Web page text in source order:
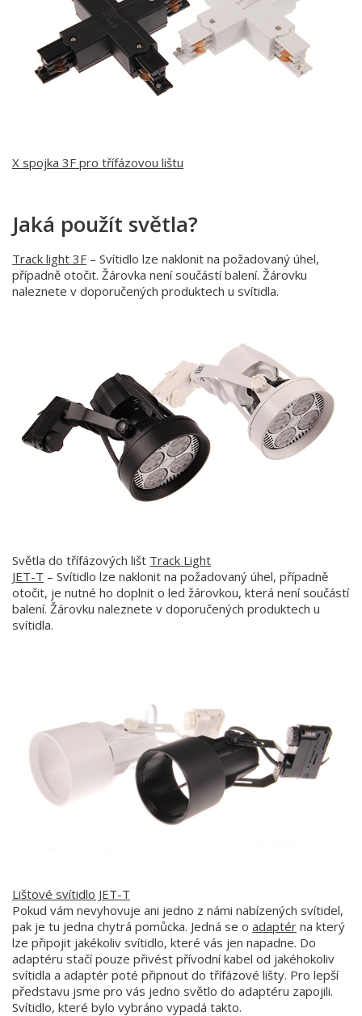
X spojka 3F pro třífázovou lištu
Jaká použít světla?
Track light 3F – Svítidlo lze naklonit na požadovaný úhel,
případně otočit. Žárovka není součástí balení. Žárovku
naleznete v doporučených produktech u svítidla.
Světla do třífázových lišt Track Light
JET-T – Svítidlo lze naklonit na požadovaný úhel, případně
otočit, je nutné ho doplnit o led žárovkou, která není součástí
balení. Žárovku naleznete v doporučených produktech u
svítidla.
Lištové svítidlo JET-T
Pokud vám nevyhovuje ani jedno z námi nabízených svítidel,
pak je tu jedna chytrá pomůcka. Jedná se o adaptér na který
lze připojit jakékoliv svítidlo, které vás jen napadne. Do
adaptéru stačí pouze přivést přívodní kabel od jakéhokoliv
svítidla a adaptér poté připnout do třífázové lišty. Pro lepší
představu jsme pro vás jedno světlo do adaptéru zapojili.
Svítidlo, které bylo vybráno vypadá takto.